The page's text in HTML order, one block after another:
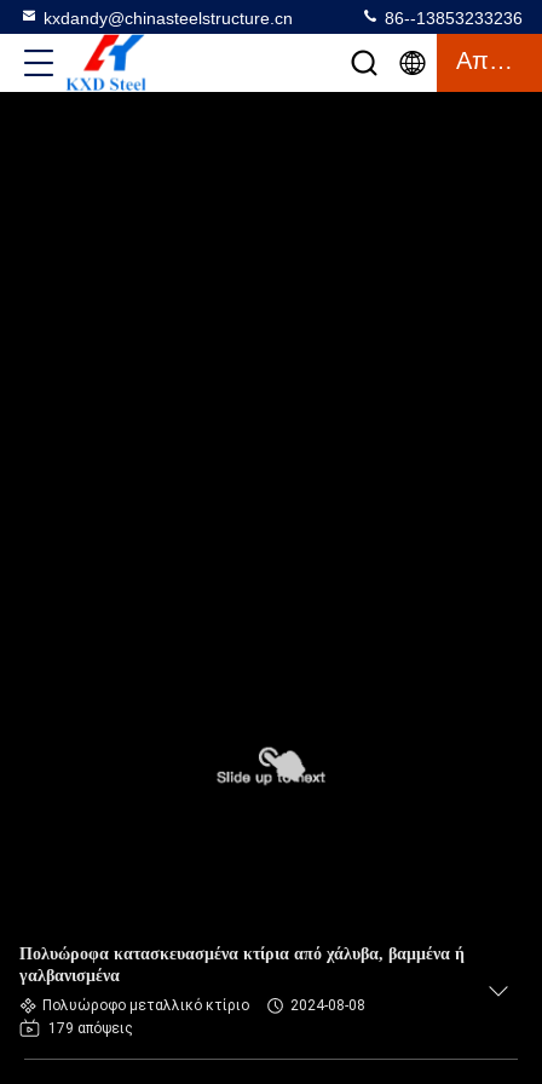
kxdandy@chinasteelstructure.cn 86--13853233236
Απόσπασμα
Πολυώροφα κατασκευασμένα κτίρια από χάλυβα, βαμμένα ή
γαλβανισμένα
Πολυώροφο μεταλλικό κτίριο
2024-08-08
179 απόψεις